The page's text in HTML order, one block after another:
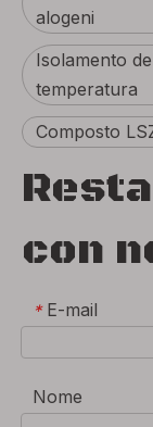
alogeni
Isolamento
temperatura
Composto
con
* E-mail
Nome